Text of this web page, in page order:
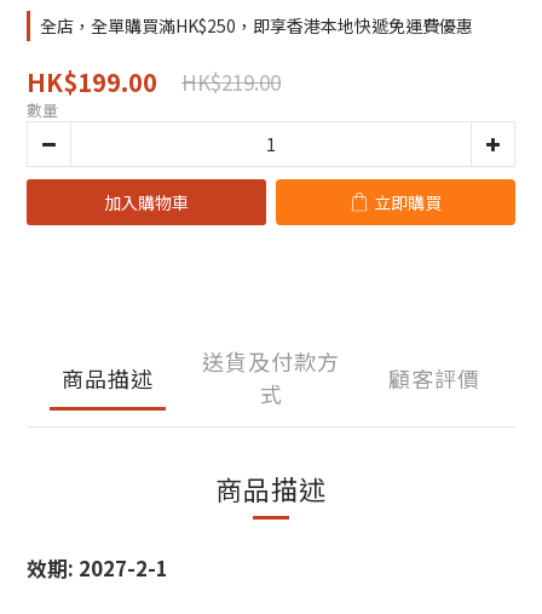
全店，全單購買滿HK$250，即享香港本地快遞免運費優惠
HK$199.00 HK$219.00
數量
加入購物車 立即購買
商品描述
送貨及付款方
式
顧客評價
商品描述
效期: 2027-2-1